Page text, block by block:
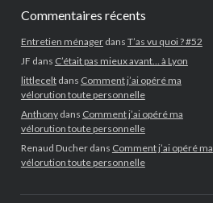
Commentaires récents
Entretien ménagerdans T’as vu quoi ? #52
JF dans C’était pas mieux avant… à Lyon
littleceltdans Comment j’ai opéré ma
vélorution toute personnelle
Anthonydans Comment j’ai opéré ma
vélorution toute personnelle
Renaud Ducherdans Comment j’ai opéré ma
vélorution toute personnelle